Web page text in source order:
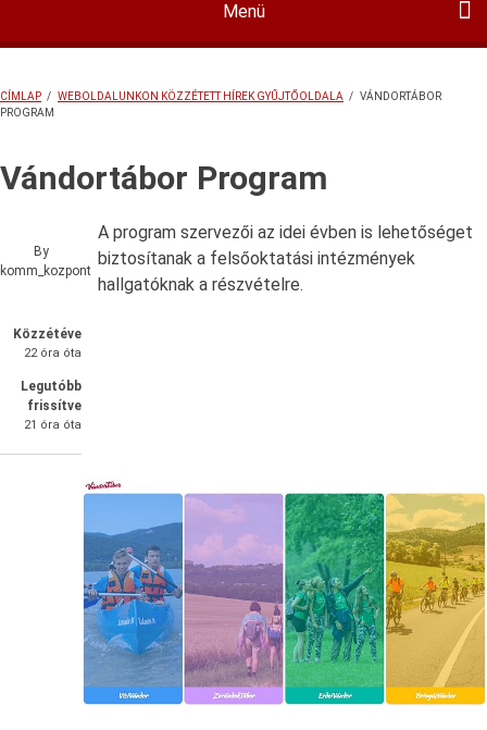
navigation
Menü
MORZSA
CÍMLAP / WEBOLDALUNKON KÖZZÉTETT HÍREK GYŰJTŐOLDALA / VÁNDORTÁBOR
PROGRAM
Vándortábor Program
By
komm_kozpont
Közzétéve
22 óra óta
Legutóbb
frissítve
21 óra óta
A program szervezői az idei évben is lehetőséget
biztosítanak a felsőoktatási intézmények
hallgatóknak a részvételre.